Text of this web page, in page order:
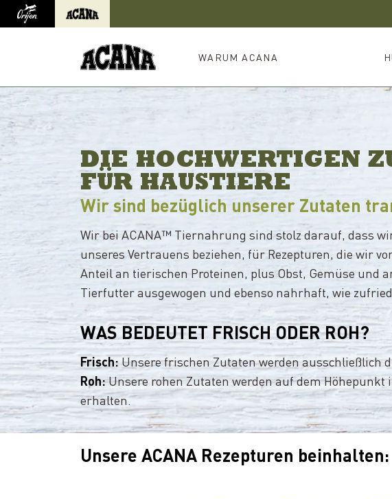
Orijen
Acana
WARUM ACANA
DIE HOCHWERTIGEN
FÜR HAUSTIERE
Wir sind bezüglich unserer Zutaten
Wir bei ACANA™ Tiernahrung sind stolz darauf, dass
unseres Vertrauens beziehen, für Rezepturen, die wir
Anteil an tierischen Proteinen, plus Obst, Gemüse und
Tierfutter ausgewogen und ebenso nahrhaft, wie
WAS BEDEUTET FRISCH ODER ROH?
Frisch:Unsere frischen Zutaten werden ausschließlich
Roh:Unsere rohen Zutaten werden auf dem
erhalten.
Unsere ACANA Rezepturen beinhalten: